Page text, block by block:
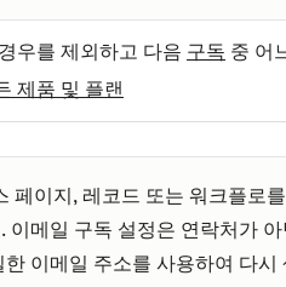
우를 제외하고 다음 구독 중 어
제품 및 플랜
페이지, 레코드 또는 워크플로
이메일 구독 설정은 연락처가
한 이메일 주소를 사용하여 다